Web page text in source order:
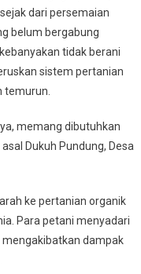
dari persemaian
belum bergabung
tidak berani
sistem pertanian
temurun.
memang dibutuhkan
Dukuh Pundung, Desa
ke pertanian organik
Para petani menyadari
dampak